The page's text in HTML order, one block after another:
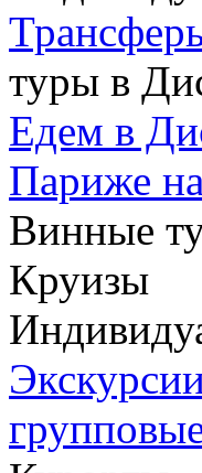
туры в
Едем в
Париже
Винные
Круизы